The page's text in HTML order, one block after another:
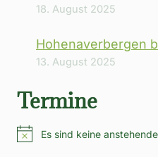
18. August 2025
Hohenaverbergen
13. August 2025
Termine
HinweisEs sind keine